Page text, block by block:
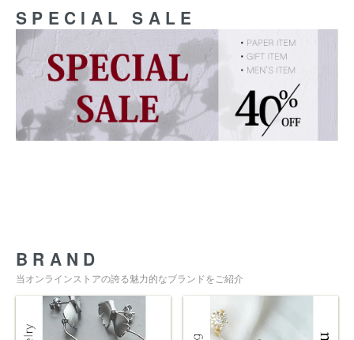
SPECIAL SALE
BRAND
当オンラインストアの誇る魅力的なブランドをご紹介